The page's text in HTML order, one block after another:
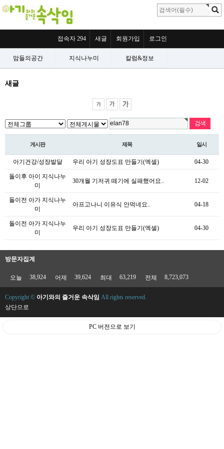
접속자 294 새글 회원가입 로그인
맘들의공간 지식나누미 칼럼&정보
새글
게시판 제목 일시
아기건강/성장발달 우리 아기 성장도표 만들기(엑셀) 04-30
돌이후 아이 지식나누
미
30개월 기저귀 떼기에 실패했어요.. 12-02
돌이전 아가 지식나누
미
아프고나니 이유식 안먹네요.. 04-18
돌이전 아가 지식나누
미
우리 아기 성장도표 만들기(엑셀) 04-30
방문자집계
오늘 38,924 어제 39,624 최대 63,219 전체 8,723,073
Copyright © 아기와의 즐거운 속삭임 All rights reserved.
상단으로
PC 버전으로 보기